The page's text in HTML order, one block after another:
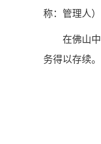
称：管理人）
在佛山
务得以存续。